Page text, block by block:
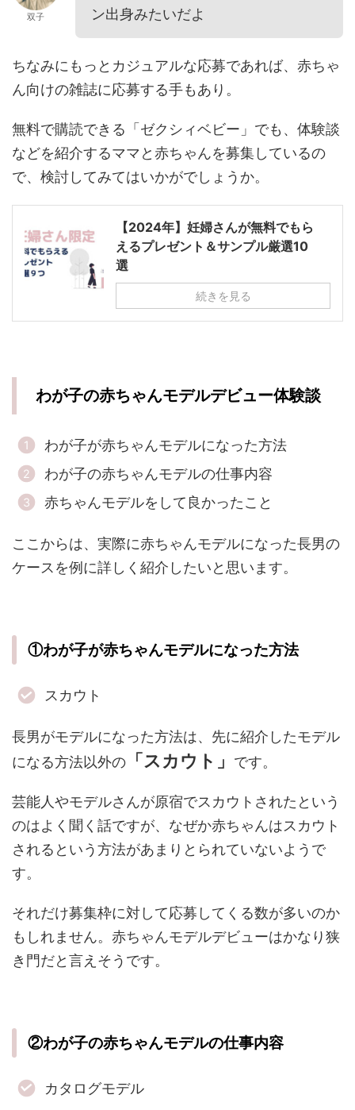
双子
ン出身みたいだよ
ちなみにもっとカジュアルな応募であれば、赤ちゃ
ん向けの雑誌に応募する手もあり。
無料で購読できる「ゼクシィベビー」でも、体験談
などを紹介するママと赤ちゃんを募集しているの
で、検討してみてはいかがでしょうか。
【2024年】妊婦さんが無料でもら
えるプレゼント＆サンプル厳選10
選
続きを見る
わが子の赤ちゃんモデルデビュー体験談
わが子が赤ちゃんモデルになった方法
わが子の赤ちゃんモデルの仕事内容
赤ちゃんモデルをして良かったこと
ここからは、実際に赤ちゃんモデルになった長男の
ケースを例に詳しく紹介したいと思います。
①わが子が赤ちゃんモデルになった方法
スカウト
長男がモデルになった方法は、先に紹介したモデル
になる方法以外の
「スカウト」 です。
芸能人やモデルさんが原宿でスカウトされたという
のはよく聞く話ですが、なぜか赤ちゃんはスカウト
されるという方法があまりとられていないようで
す。
それだけ募集枠に対して応募してくる数が多いのか
もしれません。赤ちゃんモデルデビューはかなり狭
き門だと言えそうです。
②わが子の赤ちゃんモデルの仕事内容
カタログモデル